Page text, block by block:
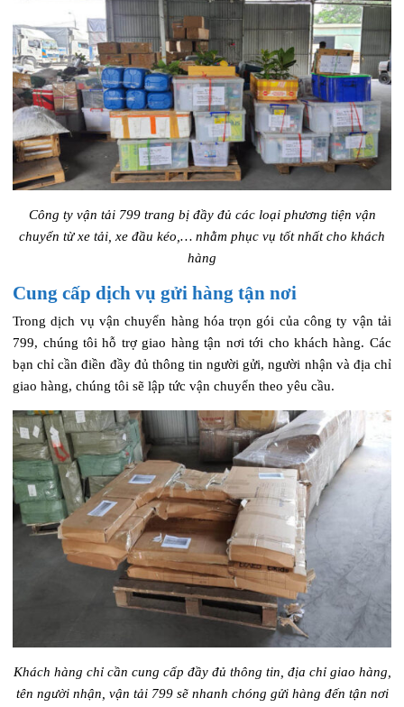
Công ty vận tải 799 trang bị đầy đủ các loại phương tiện vận
chuyển từ xe tải, xe đầu kéo,… nhằm phục vụ tốt nhất cho khách
hàng
Cung cấp dịch vụ gửi hàng tận nơi
Trong dịch vụ vận chuyển hàng hóa trọn gói của công ty vận tải
799, chúng tôi hỗ trợ giao hàng tận nơi tới cho khách hàng. Các
bạn chỉ cần điền đầy đủ thông tin người gửi, người nhận và địa chỉ
giao hàng, chúng tôi sẽ lập tức vận chuyển theo yêu cầu.
Khách hàng chỉ cần cung cấp đầy đủ thông tin, địa chỉ giao hàng,
tên người nhận, vận tải 799 sẽ nhanh chóng gửi hàng đến tận nơi